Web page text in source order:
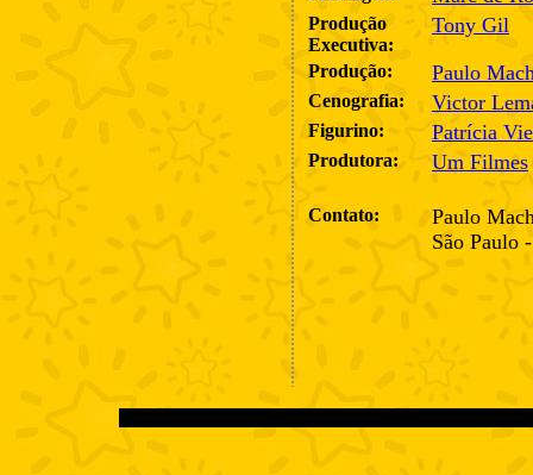
Produção
Executiva:
Tony Gil
Produção: Paulo
Cenografia: Victor
Figurino: Patrícia
Produtora: Um Filmes
Contato:
Paulo
São Paulo